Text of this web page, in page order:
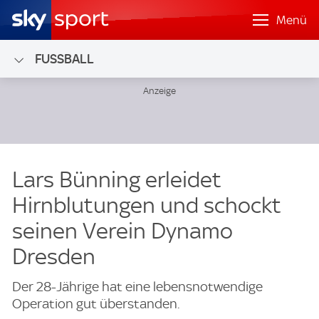
Menü
FUSSBALL
Lars Bünning erleidet
Hirnblutungen und schockt
seinen Verein Dynamo
Dresden
Der 28-Jährige hat eine lebensnotwendige
Operation gut überstanden.